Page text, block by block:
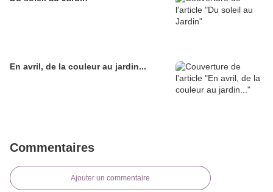
En avril, de la couleur au jardin...
Commentaires
Ajouter un commentaire